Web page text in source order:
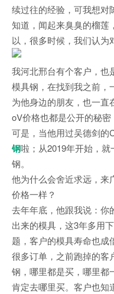
续过往的经验，可我想对
知道，闻起来臭臭的榴莲
以，很多时候，我们认为
我河北邢台有个客户，也
模具钢，在找到我之前，
为他身边的朋友，也一直
oV价格也都是公开的秘密
可是，当他用过吴德剑的
钢啦；从2019年开始，
钢。
他为什么会舍近求远，来
价格一样？
去年年底，他跟我说：你
出来的模具，这3年多用
题，客户的模具寿命也成
很多订单，之前跑掉的客
钢，哪里都是买，哪里都
肯定去哪里买。客户也知